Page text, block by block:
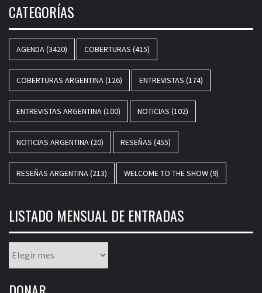
CATEGORÍAS
AGENDA(3420) COBERTURAS (415)
COBERTURAS ARGENTINA(126) ENTREVISTAS (174)
ENTREVISTAS ARGENTINA(100) NOTICIAS (102)
NOTICIAS ARGENTINA(20) RESEÑAS (455)
RESEÑAS ARGENTINA(213) WELCOME TO THE SHOW(9)
LISTADO MENSUAL DE ENTRADAS
mensual
entradas